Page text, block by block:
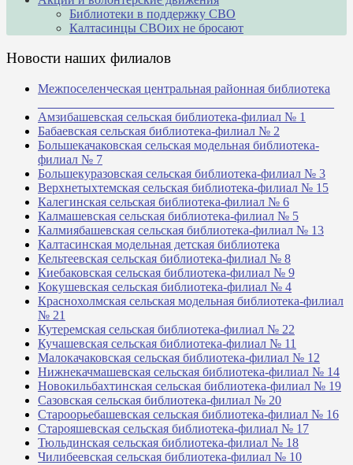
Библиотеки в поддержку СВО
Калтасинцы СВОих не бросают
Новости наших филиалов
Межпоселенческая центральная районная библиотека
Амзибашевская сельская библиотека-филиал № 1
Бабаевская сельская библиотека-филиал № 2
Большекачаковская сельская модельная библиотека-
филиал № 7
Большекуразовская сельская библиотека-филиал № 3
Верхнетыхтемская сельская библиотека-филиал № 15
Калегинская сельская библиотека-филиал № 6
Калмашевская сельская библиотека-филиал № 5
Калмиябашевская сельская библиотека-филиал № 13
Калтасинская модельная детская библиотека
Кельтеевская сельская библиотека-филиал № 8
Киебаковская сельская библиотека-филиал № 9
Кокушевская сельская библиотека-филиал № 4
Краснохолмская сельская модельная библиотека-филиал
№ 21
Кутеремская сельская библиотека-филиал № 22
Кучашевская сельская библиотека-филиал № 11
Малокачаковская сельская библиотека-филиал № 12
Нижнекачмашевская сельская библиотека-филиал № 14
Новокильбахтинская сельская библиотека-филиал № 19
Сазовская сельская библиотека-филиал № 20
Староорьебашевская сельская библиотека-филиал № 16
Старояшевская сельская библиотека-филиал № 17
Тюльдинская сельская библиотека-филиал № 18
Чилибеевская сельская библиотека-филиал № 10